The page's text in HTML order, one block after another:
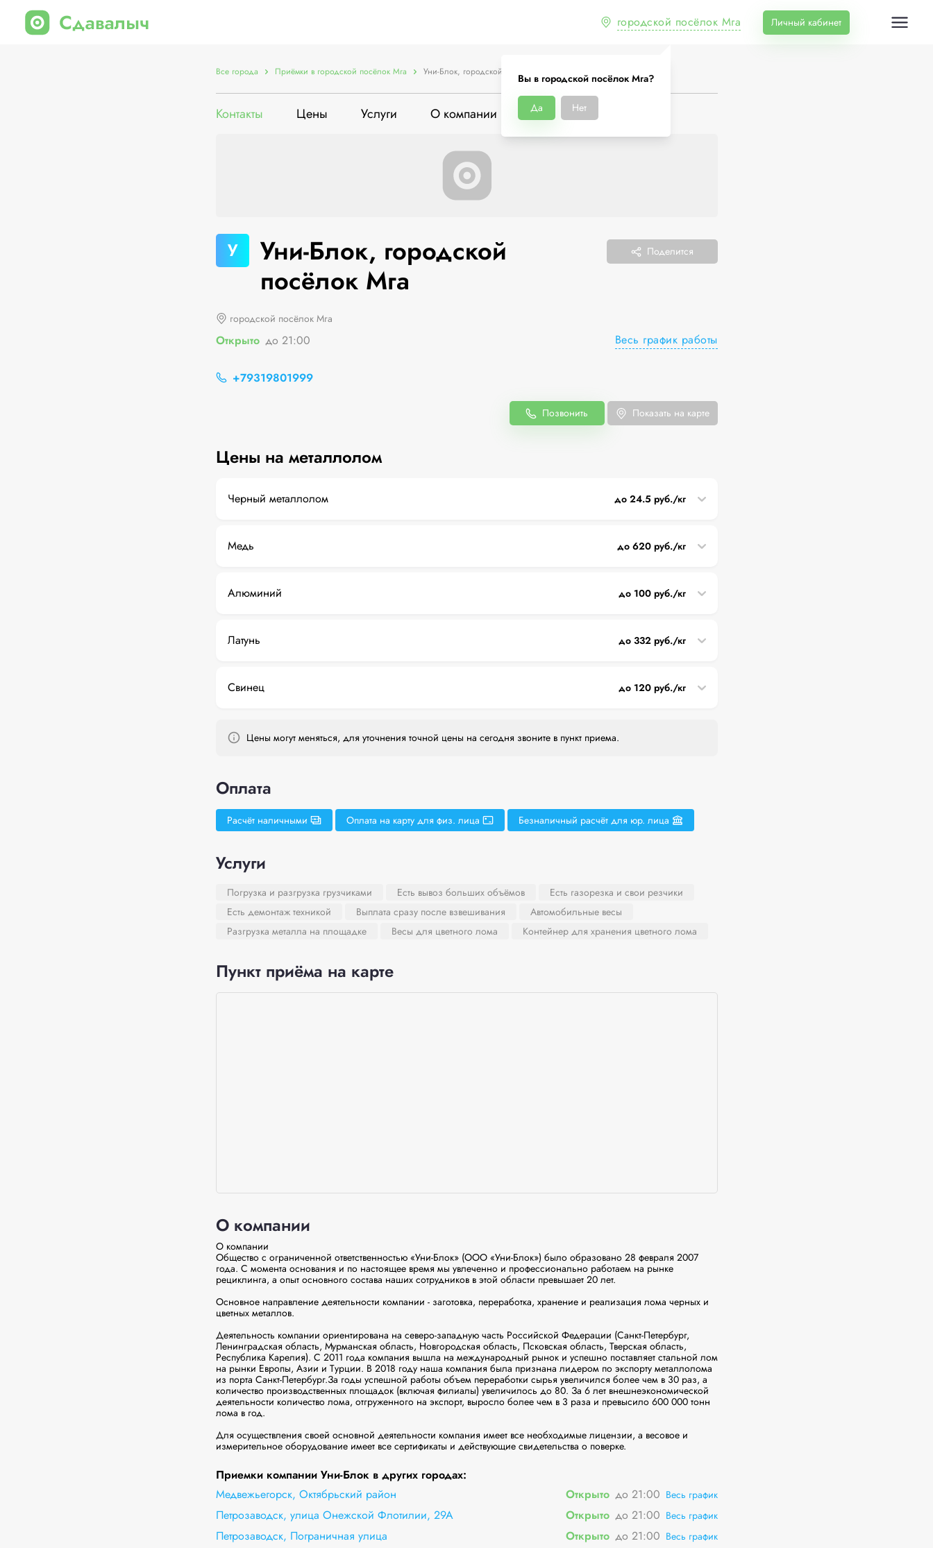
городской посёлок Мга
Вы в городской посёлок Мга?
Да Нет
Личный кабинет
Все города Приёмки в городской посёлок Мга Уни-Блок, городской посёлок Мга
Контакты Цены Услуги О компании
У
Уни-Блок, городской
посёлок Мга
Поделится
городской посёлок Мга
Открыто до 21:00 Весь график работы
+79319801999
Позвонить Показать на карте
Цены на металлолом
Черный металлолом до 24.5 руб./кг
Медь до 620 руб./кг
Алюминий до 100 руб./кг
Латунь до 332 руб./кг
Свинец до 120 руб./кг
Цены могут меняться, для уточнения точной цены на сегодня звоните в пункт приема.
Оплата
Расчёт наличными Оплата на карту для физ. лица Безналичный расчёт для юр. лица
Услуги
Погрузка и разгрузка грузчиками Есть вывоз больших объёмов
Есть газорезка и свои резчики
Есть демонтаж техникой
Выплата сразу после взвешивания
Автомобильные весы
Разгрузка металла на площадке
Весы для цветного лома Контейнер для хранения цветного лома
Пункт приёма на карте
О компании
О компании
Общество с ограниченной ответственностью «Уни-Блок» (ООО «Уни-Блок») было образовано 28 февраля 2007
года. С момента основания и по настоящее время мы увлеченно и профессионально работаем на рынке
рециклинга, а опыт основного состава наших сотрудников в этой области превышает 20 лет.
Основное направление деятельности компании - заготовка, переработка, хранение и реализация лома черных и
цветных металлов.
Деятельность компании ориентирована на северо-западную часть Российской Федерации (Санкт-Петербург,
Ленинградская область, Мурманская область, Новгородская область, Псковская область, Тверская область,
Республика Карелия). С 2011 года компания вышла на международный рынок и успешно поставляет стальной лом
на рынки Европы, Азии и Турции. В 2018 году наша компания была признана лидером по экспорту металлолома
из порта Санкт-Петербург.За годы успешной работы объем переработки сырья увеличился более чем в 30 раз, а
количество производственных площадок (включая филиалы) увеличилось до 80. За 6 лет внешнеэкономической
деятельности количество лома, отгруженного на экспорт, выросло более чем в 3 раза и превысило 600 000 тонн
лома в год.
Для осуществления своей основной деятельности компания имеет все необходимые лицензии, а весовое и
измерительное оборудование имеет все сертификаты и действующие свидетельства о поверке.
Приемки компании Уни-Блок в других городах:
Медвежьегорск, Октябрьский район
Открыто до 21:00 Весь график
Петрозаводск, улица Онежской Флотилии, 29А Открыто до 21:00 Весь график
Петрозаводск, Пограничная улица Открыто до 21:00 Весь график